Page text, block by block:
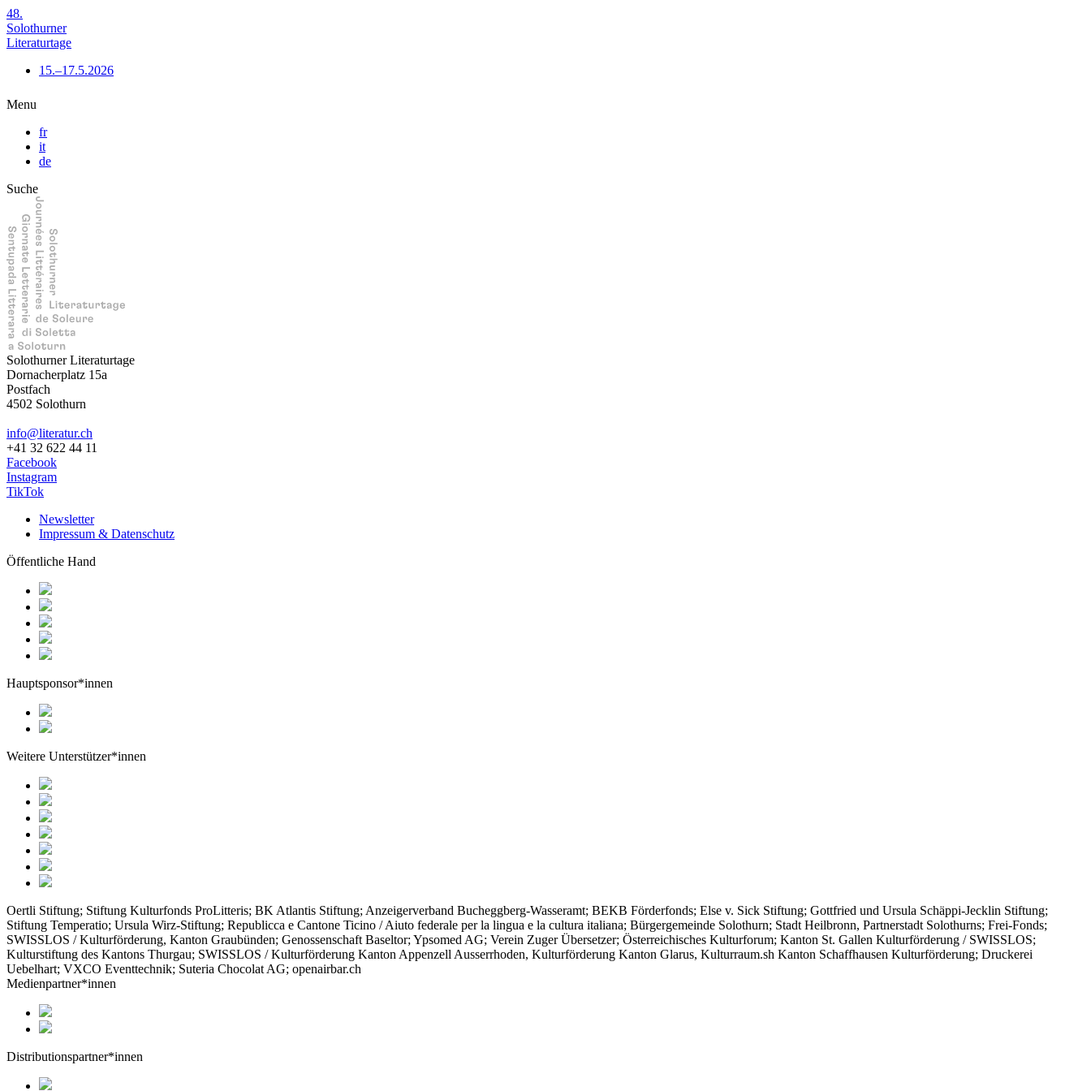
48.
Solothurner
Literaturtage
15.–17.5.2026
Menu
fr
it
de
Suche
Solothurner Literaturtage
Dornacherplatz 15a
Postfach
4502 Solothurn
info@literatur.ch
+41 32 622 44 11
Facebook
Instagram
TikTok
Newsletter
Impressum & Datenschutz
Öffentliche Hand
Hauptsponsor*innen
Weitere Unterstützer*innen
Oertli Stiftung; Stiftung Kulturfonds ProLitteris; BK Atlantis Stiftung; Anzeigerverband Bucheggberg-Wasseramt; BEKB Förderfonds; Else v. Sick Stiftung; Gottfried und Ursula Schäppi-Jecklin Stiftung;
Stiftung Temperatio; Ursula Wirz-Stiftung; Republicca e Cantone Ticino / Aiuto federale per la lingua e la cultura italiana; Bürgergemeinde Solothurn; Stadt Heilbronn, Partnerstadt Solothurns; Frei-Fonds;
SWISSLOS / Kulturförderung, Kanton Graubünden; Genossenschaft Baseltor; Ypsomed AG; Verein Zuger Übersetzer; Österreichisches Kulturforum; Kanton St. Gallen Kulturförderung / SWISSLOS;
Kulturstiftung des Kantons Thurgau; SWISSLOS / Kulturförderung Kanton Appenzell Ausserrhoden, Kulturförderung Kanton Glarus, Kulturraum.sh Kanton Schaffhausen Kulturförderung; Druckerei
Uebelhart; VXCO Eventtechnik; Suteria Chocolat AG; openairbar.ch
Medienpartner*innen
Distributionspartner*innen